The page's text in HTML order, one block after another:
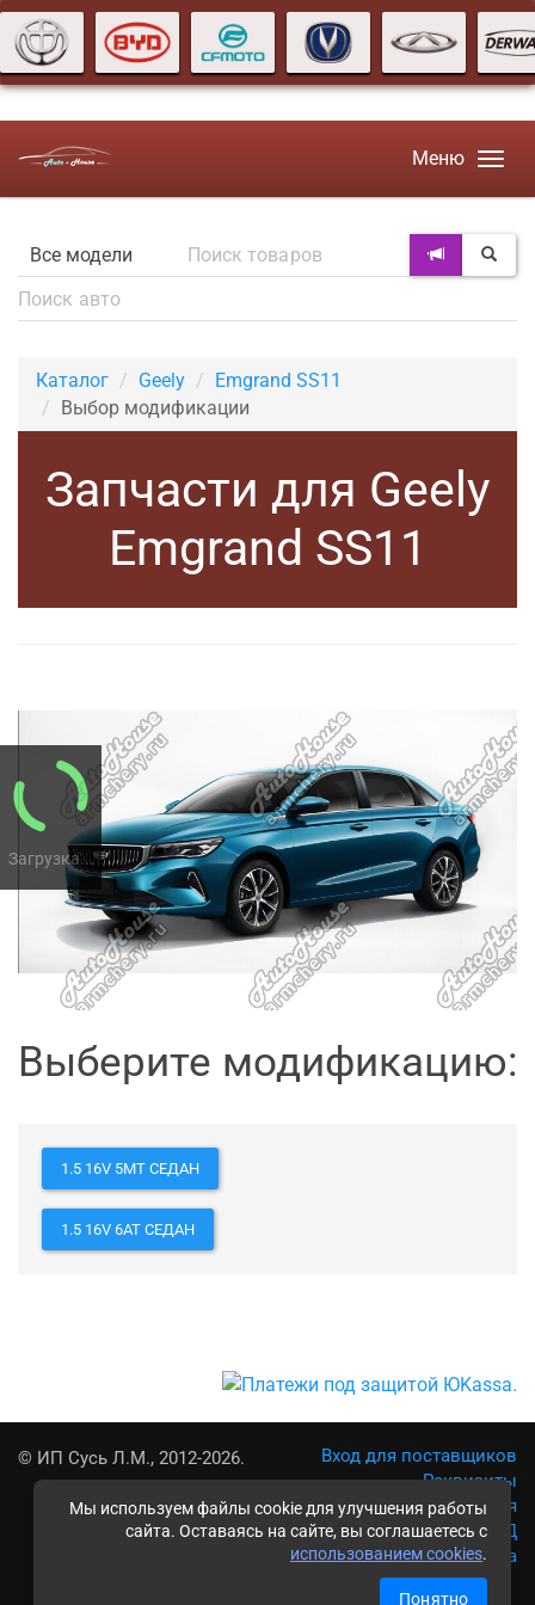
Мы используем файлы cookie для улучшения работы
сайта. Оставаясь на сайте, вы соглашаетесь с
использованием cookies.
Понятно
Загрузка...
Меню
Каталог Geely
Emgrand SS11
Выбор модификации
Запчасти для Geely
Emgrand SS11
Выберите модификацию:
1.5 16V 5MT СЕДАН
1.5 16V 6AT СЕДАН
© ИП Сусь Л.М., 2012-2026.
Вход для поставщиков
Реквизиты
Условия использования
Политика обработки ПД
Карта сайта